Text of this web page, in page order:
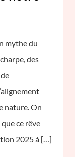
mythe du
des
nature. On
ce rêve
2025 à […]